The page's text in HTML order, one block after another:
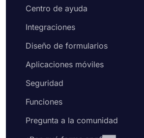
Centro de ayuda
Integraciones
Diseño de formularios
Aplicaciones móviles
Seguridad
Funciones
Pregunta a la comunidad